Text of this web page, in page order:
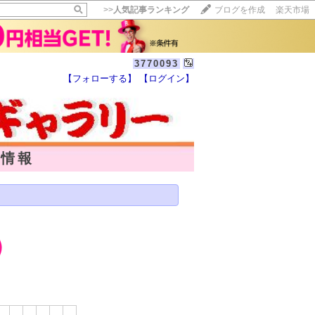
>>人気記事ランキング ブログを作成 楽天市場
3770093
【フォローする】 【ログイン】
報